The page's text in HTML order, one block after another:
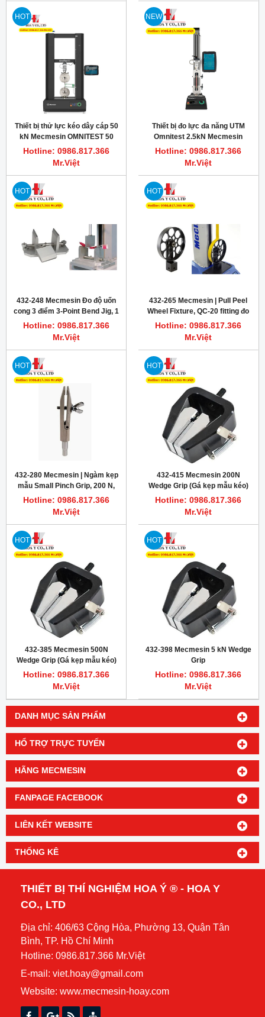
DANH MỤC SẢN PHẨM
HỔ TRỢ TRỰC TUYẾN
HÃNG MECMESIN
FANPAGE FACEBOOK
LIÊN KẾT WEBSITE
THỐNG KÊ
HOT
Thiết bị thử lực kéo dây cáp 50
kN Mecmesin OMNITEST 50
TOUCH
Hotline: 0986.817.366
Mr.Việt
NEW
Thiết bị đo lực đa năng UTM
Omnitest 2.5kN Mecmesin
Hotline: 0986.817.366
Mr.Việt
HOT
432-248 Mecmesin Đo độ uốn
cong 3 điểm 3-Point Bend Jig, 1
kN, Aluminium, T-slot base
Hotline: 0986.817.366
Mr.Việt
HOT
432-265 Mecmesin | Pull Peel
Wheel Fixture, QC-20 fitting đo
độ bám dính băng keo
Hotline: 0986.817.366
Mr.Việt
HOT
432-280 Mecmesin | Ngàm kẹp
mẫu Small Pinch Grip, 200 N,
10-32 UNF
Hotline: 0986.817.366
Mr.Việt
HOT
432-415 Mecmesin 200N
Wedge Grip (Gá kẹp mẫu kéo)
Hotline: 0986.817.366
Mr.Việt
HOT
432-385 Mecmesin 500N
Wedge Grip (Gá kẹp mẫu kéo)
Hotline: 0986.817.366
Mr.Việt
HOT
432-398 Mecmesin 5 kN Wedge
Grip
Hotline: 0986.817.366
Mr.Việt
THIẾT BỊ THÍ NGHIỆM HOA Ý ® - HOA Y
CO., LTD
Địa chỉ: 406/63 Cộng Hòa, Phường 13, Quận Tân
Bình, TP. Hồ Chí Minh
Hotline: 0986.817.366 Mr.Việt
E-mail: viet.hoay@gmail.com
Website: www.mecmesin-hoay.com